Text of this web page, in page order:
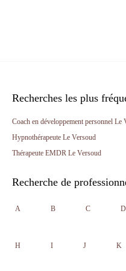
Recherches les plus
Coach en développement personnel Le
Hypnothérapeute Le Versoud
Thérapeute EMDR Le Versoud
Recherche de
A B C D
H I J K